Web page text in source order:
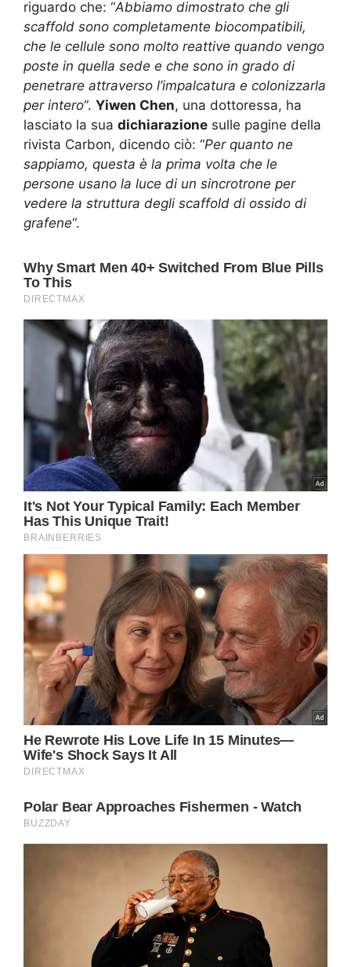
riguardo che: “Abbiamo dimostrato che gli
scaffold sono completamente biocompatibili,
che le cellule sono molto reattive quando vengo
poste in quella sede e che sono in grado di
penetrare attraverso l’impalcatura e colonizzarla
per intero“. Yiwen Chen, una dottoressa, ha
lasciato la sua dichiarazione sulle pagine della
rivista Carbon, dicendo ciò: “Per quanto ne
sappiamo, questa è la prima volta che le
persone usano la luce di un sincrotrone per
vedere la struttura degli scaffold di ossido di
grafene“.